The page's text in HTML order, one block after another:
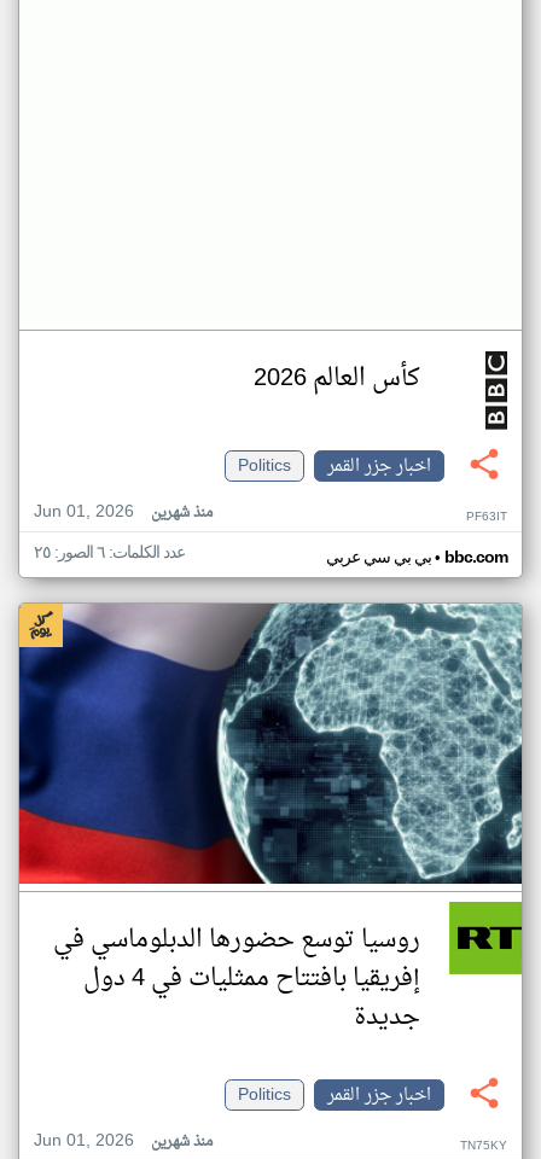
كأس العالم 2026
اخبار جزر القمر
Politics
Jun 01, 2026
منذ شهرين PF63IT
بي بي سي عربي• bbc.com عدد الكلمات: ٦ الصور: ٢٥
روسيا توسع حضورها الدبلوماسي في
إفريقيا بافتتاح ممثليات في 4 دول
جديدة
اخبار جزر القمر
Politics
Jun 01, 2026
منذ شهرين TN75KY